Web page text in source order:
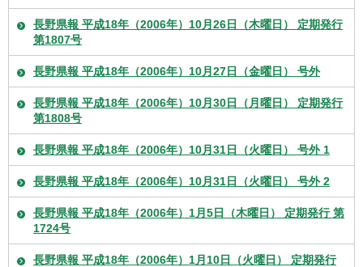
長野県報 平成18年（2006年）10月26日（木曜日） 定期発行
第1807号
長野県報 平成18年（2006年）10月27日（金曜日） 号外
長野県報 平成18年（2006年）10月30日（月曜日） 定期発行
第1808号
長野県報 平成18年（2006年）10月31日（火曜日） 号外 1
長野県報 平成18年（2006年）10月31日（火曜日） 号外 2
長野県報 平成18年（2006年）1月5日（木曜日） 定期発行 第
1724号
長野県報 平成18年（2006年）1月10日（火曜日） 定期発行